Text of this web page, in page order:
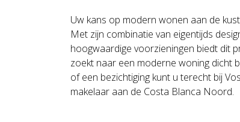
Uw kans op modern wonen aan de kust
Met zijn combinatie van eigentijds
hoogwaardige voorzieningen biedt dit
zoekt naar een moderne woning dicht
of een bezichtiging kunt u terecht bij
makelaar aan de Costa Blanca Noord.